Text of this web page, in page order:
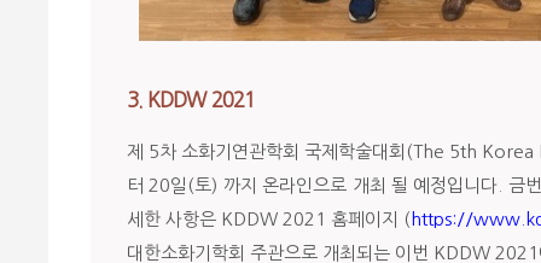
3. KDDW 2021
제 5차 소화기연관학회 국제학술대회(The 5th
터 20일(토) 까지 온라인으로 개최 될 예정입니다.
세한 사항은 KDDW 2021 홈페이지 ( https://
대한소화기학회 주관으로 개최되는 이번 KDDW